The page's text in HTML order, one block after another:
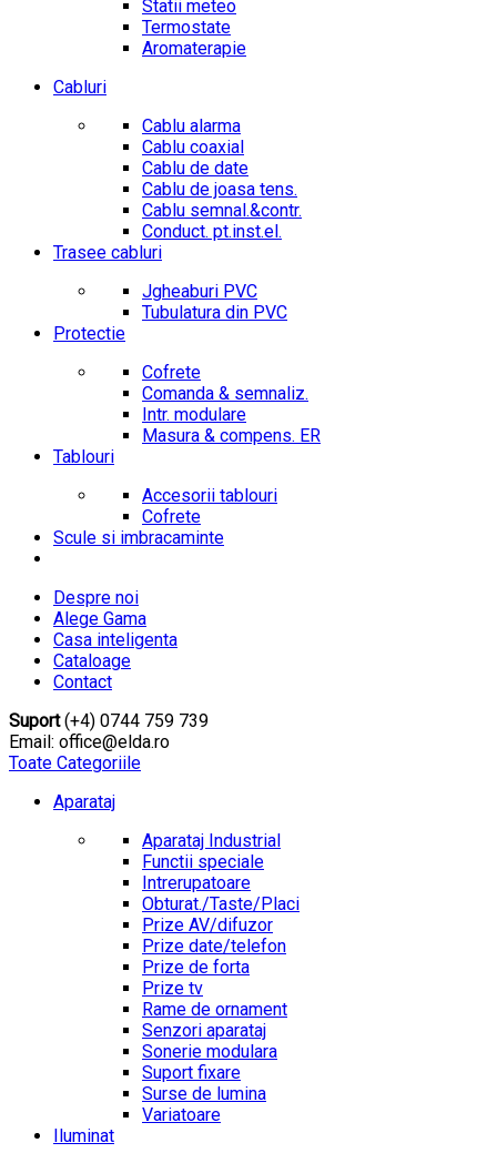
Statii meteo
Termostate
Aromaterapie
Cabluri
Cablu alarma
Cablu coaxial
Cablu de date
Cablu de joasa tens.
Cablu semnal.&contr.
Conduct. pt.inst.el.
Trasee cabluri
Jgheaburi PVC
Tubulatura din PVC
Protectie
Cofrete
Comanda & semnaliz.
Intr. modulare
Masura & compens. ER
Tablouri
Accesorii tablouri
Cofrete
Scule si imbracaminte
Despre noi
Alege Gama
Casa inteligenta
Cataloage
Contact
Suport(+4) 0744 759 739
Email: office@elda.ro
Toate Categoriile
Aparataj
Aparataj Industrial
Functii speciale
Intrerupatoare
Obturat./Taste/Placi
Prize AV/difuzor
Prize date/telefon
Prize de forta
Prize tv
Rame de ornament
Senzori aparataj
Sonerie modulara
Suport fixare
Surse de lumina
Variatoare
Iluminat